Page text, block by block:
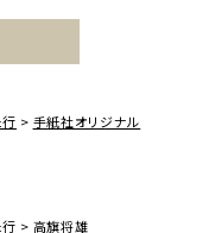
行
手紙社オリジナル
行
高旗将雄